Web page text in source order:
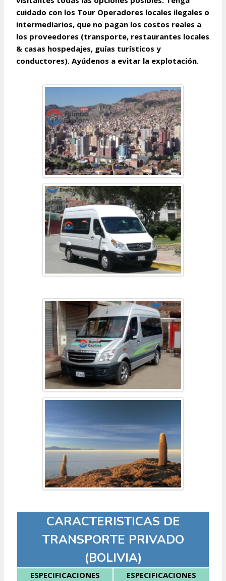
cuidado con los Tour Operadores locales ilegales o
intermediarios, que no pagan los costos reales a
los proveedores (transporte, restaurantes locales
& casas hospedajes, guías turísticos y
conductores). Ayúdenos a evitar la explotación.
CARACTERISTICAS DE
TRANSPORTE PRIVADO
(BOLIVIA)
ESPECIFICACIONES
ESPECIFICACIONES